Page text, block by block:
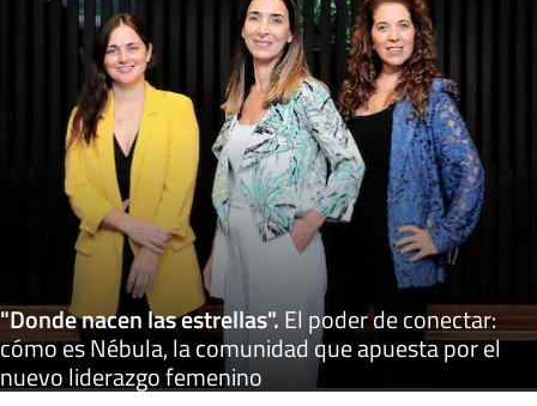
"Donde nacen las estrellas".El poder de conectar:
cómo es Nébula, la comunidad que apuesta por el
nuevo liderazgo femenino